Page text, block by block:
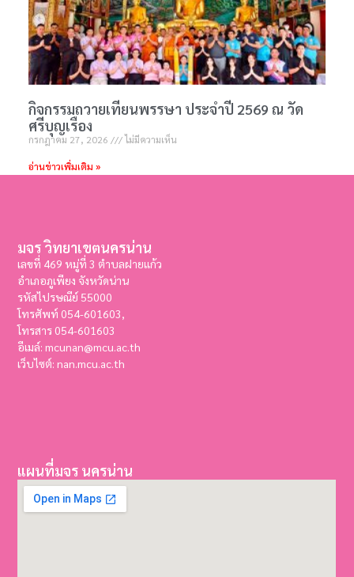
กิจกรรมถวายเทียนพรรษา ประจำปี 2569 ณ วัด
ศรีบุญเรือง
กรกฎาคม 27, 2026 ไม่มีความเห็น
อ่านข่าวเพิ่มเติม »
มจร วิทยาเขตนครน่าน
เลขที่ 469 หมู่ที่ 3 ตำบลฝายแก้ว
อำเภอภูเพียง จังหวัดน่าน
รหัสไปรษณีย์ 55000
โทรศัพท์ 054-601603,
โทรสาร054-601603
อีเมล์: mcunan@mcu.ac.th
เว็บไซต์: nan.mcu.ac.th
แผนที่มจร นครน่าน